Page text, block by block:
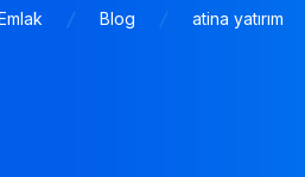
Blog atina yatırım